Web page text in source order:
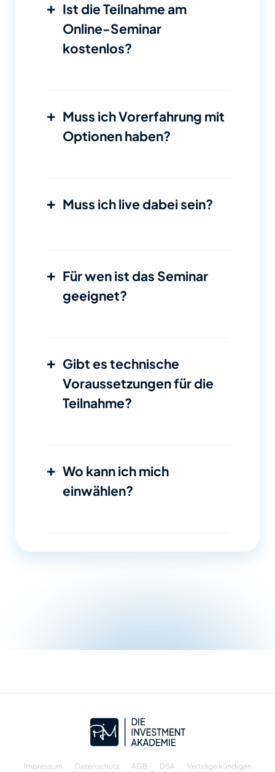
+ Ist die Teilnahme am
Online-Seminar
kostenlos?
+ Muss ich Vorerfahrung mit
Optionen haben?
+ Muss ich live dabei sein?
+ Für wen ist das Seminar
geeignet?
+ Gibt es technische
Voraussetzungen für die
Teilnahme?
+ Wo kann ich mich
einwählen?
Impressum Datenschutz AGB DSA
Verträge kündigen